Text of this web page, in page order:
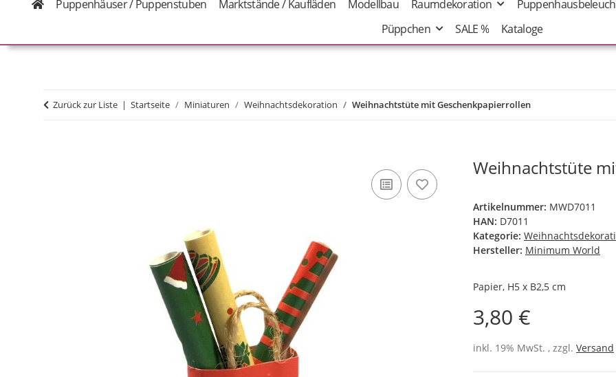
Puppenhäuser / Puppenstuben Marktstände / Kaufläden Modellbau Raumdekoration
Püppchen
SALE % Kataloge
Zurück zur Liste Startseite Miniaturen Weihnachtsdekoration Weihnachtstüte mit Geschenkpapierrollen
Weihnachtstüte
Artikelnummer: MWD7011
HAN: D7011
Kategorie:
Hersteller: Minimum World
Papier, H5 x B2,5 cm
3,80 €
inkl. 19% MwSt. , zzgl. Versand